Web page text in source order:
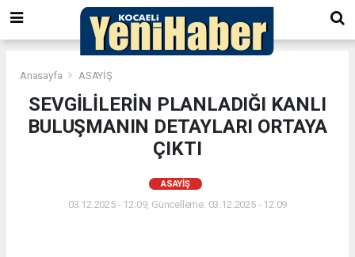
Anasayfa ASAYİŞ
SEVGİLİLERİN PLANLADIĞI KANLI
BULUŞMANIN DETAYLARI ORTAYA
ÇIKTI
ASAYİŞ
03.12.2025 - 12:09, Güncelleme: 03.12.2025 - 12:09